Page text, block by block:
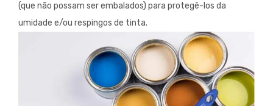
(que não possam ser embalados) para protegê-los da
umidade e/ou respingos de tinta.